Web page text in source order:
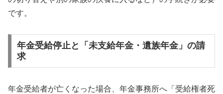
です。
年金受給停止と「未支給年金・遺族年金」の請
求
年金受給者が亡くなった場合、年金事務所へ「受給権者死